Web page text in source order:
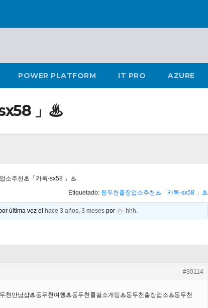
POWER PLATFORM IT PRO AZURE
」♨
소추천♨「카톡-sx58 」♨
Etiquetado: 동두천출장업소추천♨「카톡-sx58 」♨
última vez el hace 3 años, 3 meses por hhh.
#30114
천만남샵♨동두천여행♨동두천콜걸소개팅♨동두천출장업소♨동두천